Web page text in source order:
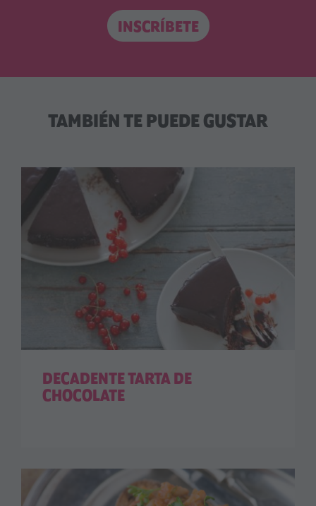
INSCRÍBETE
TAMBIÉN TE PUEDE GUSTAR
DECADENTE TARTA DE
CHOCOLATE